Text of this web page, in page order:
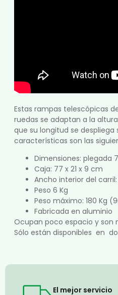
Estas rampas telescópicas
ruedas se adaptan a la
que su longitud se despliega
características son las
Dimensiones: plegada
Caja: 77 x 21 x 9 cm
Ancho interior del carril:
Peso 6 Kg
Peso máximo: 180 Kg
Fabricada en aluminio
Ocupan poco espacio y son
Sólo están disponibles en
El mejor servicio